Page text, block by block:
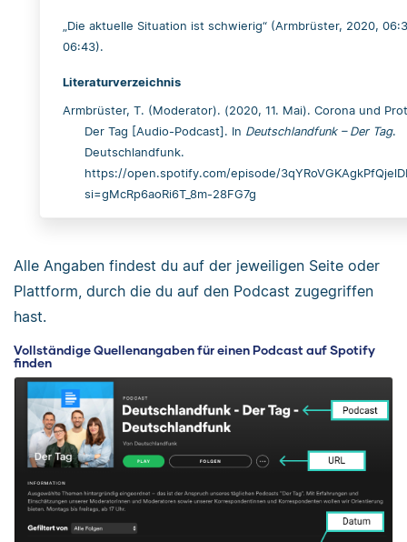
„Die aktuelle Situation ist schwierig“ (Armbrüster, 2020,
06:43).
Literaturverzeichnis
Armbrüster, T. (Moderator). (2020, 11. Mai). Corona und
Der Tag [Audio-Podcast]. In Deutschlandfunk – Der Tag.
Deutschlandfunk.
https://open.spotify.com/episode/
si=gMcRp6aoRi6T_8m-28FG7g
Alle Angaben findest du auf der jeweiligen Seite oder
Plattform, durch die du auf den Podcast zugegriffen
hast.
Vollständige Quellenangaben für einen Podcast auf Spotify
finden